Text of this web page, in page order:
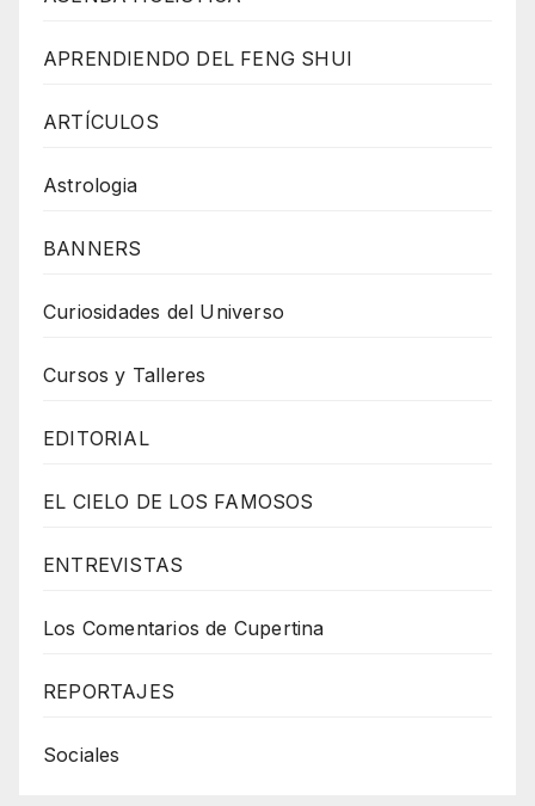
APRENDIENDO DEL FENG SHUI
ARTÍCULOS
Astrologia
BANNERS
Curiosidades del Universo
Cursos y Talleres
EDITORIAL
EL CIELO DE LOS FAMOSOS
ENTREVISTAS
Los Comentarios de Cupertina
REPORTAJES
Sociales